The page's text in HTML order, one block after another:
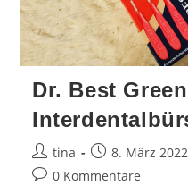
Dr. Best
Beitrags-
Autor:
tina
Beitrag
veröffentlicht:
8. März 2022
Beitrags-
0 Kommentare